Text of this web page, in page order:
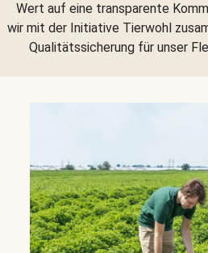
Wert auf eine transparente
wir mit der Initiative Tierwohl
Qualitätssicherung für unser